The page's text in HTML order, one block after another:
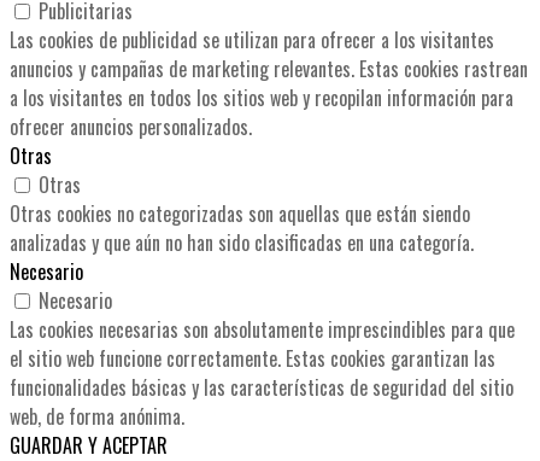
Publicitarias
Las cookies de publicidad se utilizan para ofrecer a los visitantes
anuncios y campañas de marketing relevantes. Estas cookies rastrean
a los visitantes en todos los sitios web y recopilan información para
ofrecer anuncios personalizados.
Otras
Otras
Otras cookies no categorizadas son aquellas que están siendo
analizadas y que aún no han sido clasificadas en una categoría.
Necesario
Necesario
Las cookies necesarias son absolutamente imprescindibles para que
el sitio web funcione correctamente. Estas cookies garantizan las
funcionalidades básicas y las características de seguridad del sitio
web, de forma anónima.
GUARDAR Y ACEPTAR